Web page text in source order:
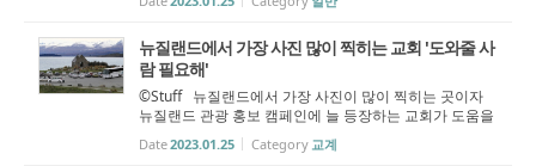
공 이후 우크라이나 동부 최전선에서 음식과 약품 등을 전
뉴질랜드에서 가장 사진 많이 찍히는 교회 '도와줄 사
람 필요해'
©Stuff 뉴질랜드에서 가장 사진이 많이 찍히는 곳이자
뉴질랜드 관광 홍보 캠페인에 늘 등장하는 교회가 도움을
청해 나섰다. 바로 남섬 테카포 호숫가(Lake Tekapo)에
있는 선한목자의교회(Church of the Good Shepherd)다.
Date2023.01.25 Category 교계